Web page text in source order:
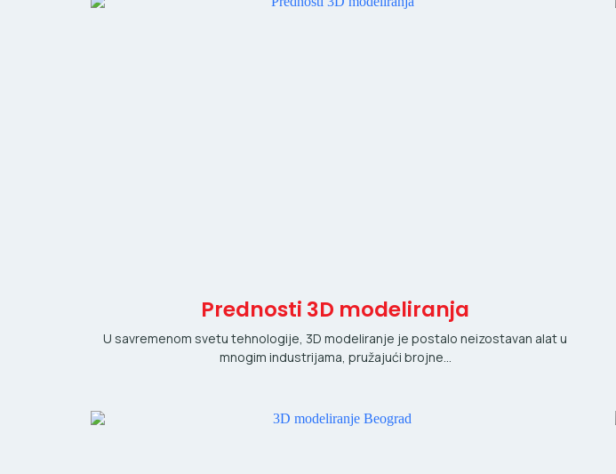
Prednosti 3D modeliranja
U savremenom svetu tehnologije, 3D modeliranje je postalo neizostavan alat u
mnogim industrijama, pružajući brojne…